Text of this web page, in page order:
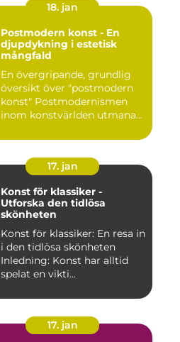
18. jan
Postmodern konst - En
djupdykning i estetisk
mångfald
En övergripande, grundlig
översikt över "postmodern
konst" Postmodernismen
inom konstvärlden utmana...
17. jan
Konst för klassiker -
Utforska den tidlösa
skönheten
Konst för klassiker: En resa in
i den tidlösa skönheten
Inledning: Konst har alltid
spelat en vikti...
17. jan